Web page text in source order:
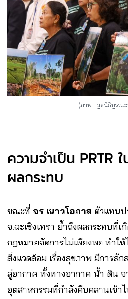
(ภาพ : มูลนิธิบูรณะ
ความจำเป็น PRTR
ผลกระทบ
ขณะที่ จร เนาวโอภาส ตัวแทนป
จ.ฉะเชิงเทรา ย้ำถึงผลกระทบที่
กฎหมายจัดการไม่เพียงพอ ทำให้
สิ่งแวดล้อม เรื่องสุขภาพ มีการลั
สู่อากาศ ทั้งทางอากาศ น้ำ ดิน
อุตสาหกรรมที่กำลังคืบคลานเข้า